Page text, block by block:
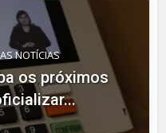
NOTÍCIAS
os próximos